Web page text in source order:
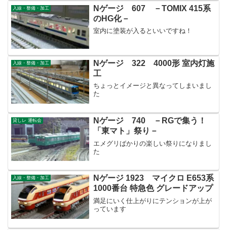
入線・整備・加工
Nゲージ 607 －TOMIX 415系
のHG化－
室内に塗装が入るといいですね！
入線・整備・加工
Nゲージ 322 4000形 室内灯施
工
ちょっとイメージと異なってしまいまし
た
貸しレ 運転会
Nゲージ 740 －RGで集う！
「東マト」祭り－
エメグリばかりの楽しい祭りになりまし
た
入線・整備・加工
Nゲージ 1923 マイクロ E653系
1000番台 特急色 グレードアップ
満足にいく仕上がりにテンションが上が
っています